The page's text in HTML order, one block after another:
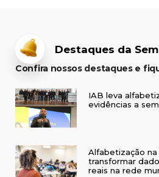
Destaques da
Confira nossos destaques e
IAB leva
evidências a
Alfabetização
transformar
reais na rede